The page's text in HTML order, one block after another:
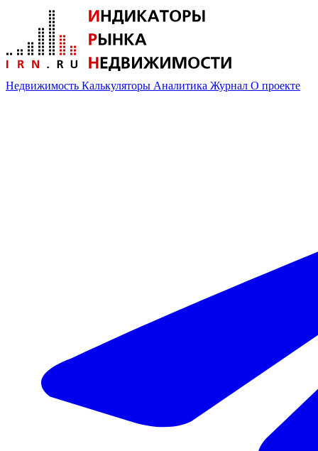
Недвижимость Калькуляторы Аналитика Журнал О проекте